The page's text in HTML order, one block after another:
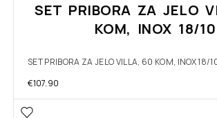
SET PRIBORA ZA JELO
KOM, INOX 18/10
SET PRIBORA ZA JELO VILLA, 60 KOM, INOX 18/
€107.90